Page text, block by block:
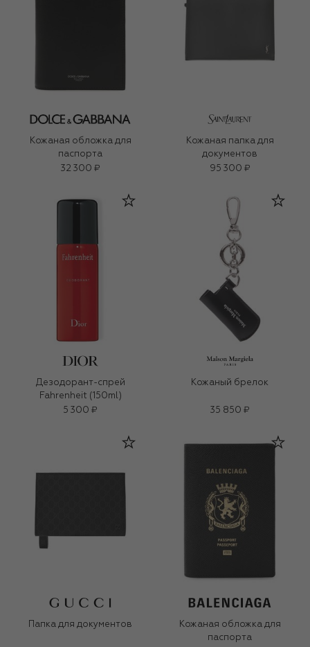
Кожаная обложка для
паспорта
32 300 ₽
Кожаная папка для
документов
95 300 ₽
Дезодорант-спрей
Fahrenheit (150ml)
5 300 ₽
Кожаный брелок
35 850 ₽
Папка для документов
Кожаная обложка для
паспорта